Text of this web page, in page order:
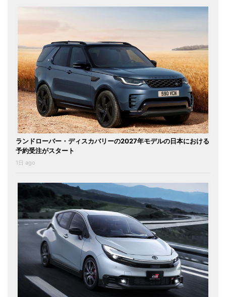
ランドローバー・ディスカバリーの2027年モデルの日本における
予約受注がスタート
1日 ago